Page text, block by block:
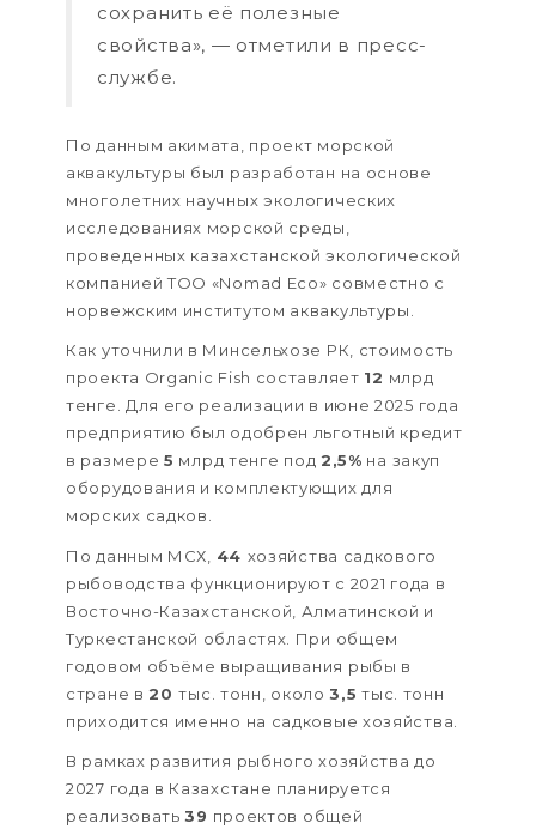
сохранить её полезные
свойства», — отметили в пресс-
службе.
По данным акимата, проект морской
аквакультуры был разработан на основе
многолетних научных экологических
исследованиях морской среды,
проведенных казахстанской экологической
компанией ТОО «Nomad Eco» совместно с
норвежским институтом аквакультуры.
Как уточнили в Минсельхозе РК, стоимость
проекта Organic Fish составляет 12 млрд
тенге. Для его реализации в июне 2025 года
предприятию был одобрен льготный кредит
в размере 5 млрд тенге под 2,5% на закуп
оборудования и комплектующих для
морских садков.
По данным МСХ, 44 хозяйства садкового
рыбоводства функционируют с 2021 года в
Восточно-Казахстанской, Алматинской и
Туркестанской областях. При общем
годовом объёме выращивания рыбы в
стране в 20тыс. тонн, около3,5 тыс. тонн
приходится именно на садковые хозяйства.
В рамках развития рыбного хозяйства до
2027 года в Казахстане планируется
реализовать39 проектов общей